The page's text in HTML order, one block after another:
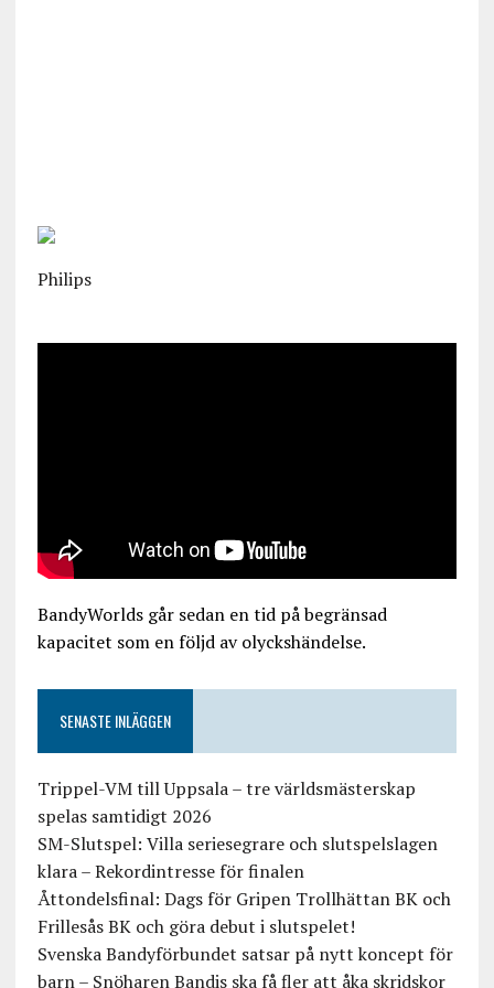
Philips
BandyWorlds går sedan en tid på begränsad
kapacitet som en följd av olyckshändelse.
SENASTE INLÄGGEN
Trippel-VM till Uppsala – tre världsmästerskap
spelas samtidigt 2026
SM-Slutspel: Villa seriesegrare och slutspelslagen
klara – Rekordintresse för finalen
Åttondelsfinal: Dags för Gripen Trollhättan BK och
Frillesås BK och göra debut i slutspelet!
Svenska Bandyförbundet satsar på nytt koncept för
barn – Snöharen Bandis ska få fler att åka skridskor